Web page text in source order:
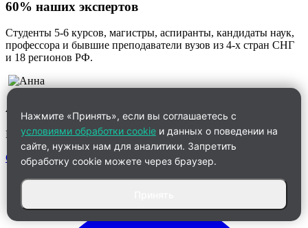
60% наших экспертов
Студенты 5-6 курсов, магистры, аспиранты, кандидаты наук,
профессора и бывшие преподаватели вузов из 4-х стран СНГ
и 18 регионов РФ.
Анна
Менеджер по работе с клиентами
Связаться
Нажмите «Принять», если вы соглашаетесь с
условиями обработки cookie и данных о поведении на
сайте, нужных нам для аналитики. Запретить
обработку cookie можете через браузер.